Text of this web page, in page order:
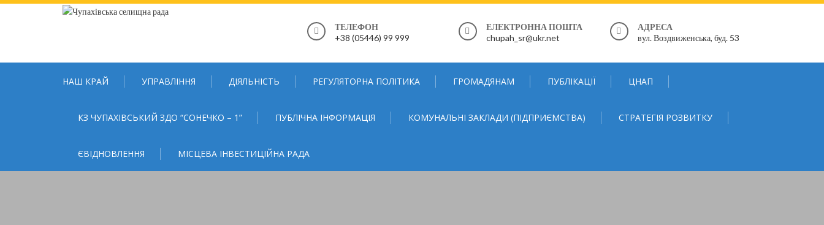
Skip
ТЕЛЕФОН
+38 (05446) 99 999
ЕЛЕКТРОННА ПОШТА
chupah_sr@ukr.net
АДРЕСА
вул. Воздвиженська, буд. 53
НАШ КРАЙ УПРАВЛІННЯ ДІЯЛЬНІСТЬ РЕГУЛЯТОРНА ПОЛІТИКА ГРОМАДЯНАМ ПУБЛІКАЦІЇ ЦНАП
КЗ ЧУПАХІВСЬКИЙ ЗДО “СОНЕЧКО – 1” ПУБЛІЧНА ІНФОРМАЦІЯ КОМУНАЛЬНІ ЗАКЛАДИ (ПІДПРИЄМСТВА) СТРАТЕГІЯ РОЗВИТКУ
ЄВІДНОВЛЕННЯ МІСЦЕВА ІНВЕСТИЦІЙНА РАДА